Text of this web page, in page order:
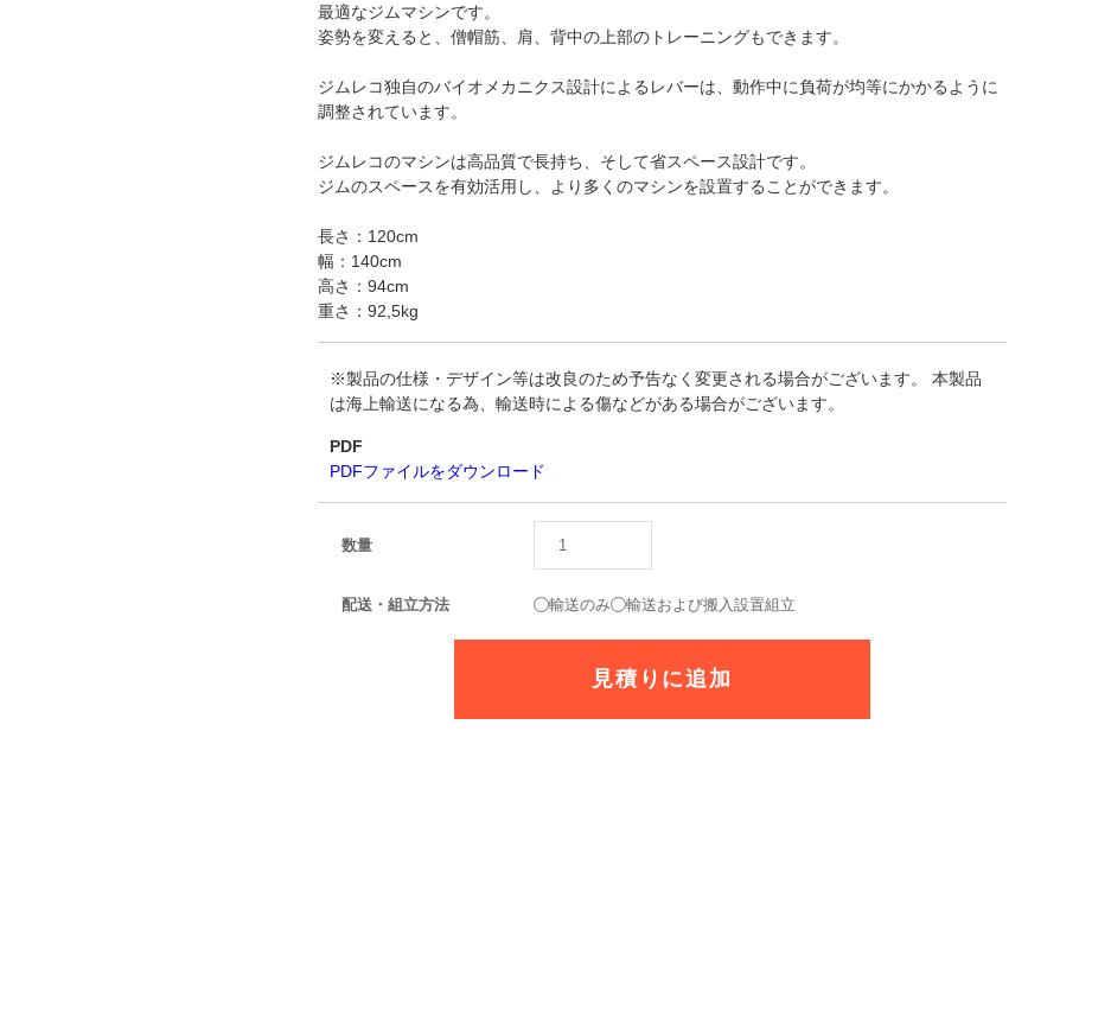
最適なジムマシンです。
姿勢を変えると、僧帽筋、肩、背中の上部のトレーニングもできます。
ジムレコ独自のバイオメカニクス設計によるレバーは、動作中に負荷が均等にかかるように
調整されています。
ジムレコのマシンは高品質で長持ち、そして省スペース設計です。
ジムのスペースを有効活用し、より多くのマシンを設置することができます。
長さ：120cm
幅：140cm
高さ：94cm
重さ：92,5kg
※製品の仕様・デザイン等は改良のため予告なく変更される場合がございます。 本製品
は海上輸送になる為、輸送時による傷などがある場合がございます。
PDF
PDFファイルをダウンロード
数量
配送・組立方法 輸送のみ 輸送および搬入設置組立